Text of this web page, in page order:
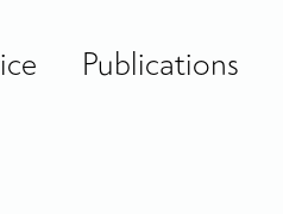
Publications